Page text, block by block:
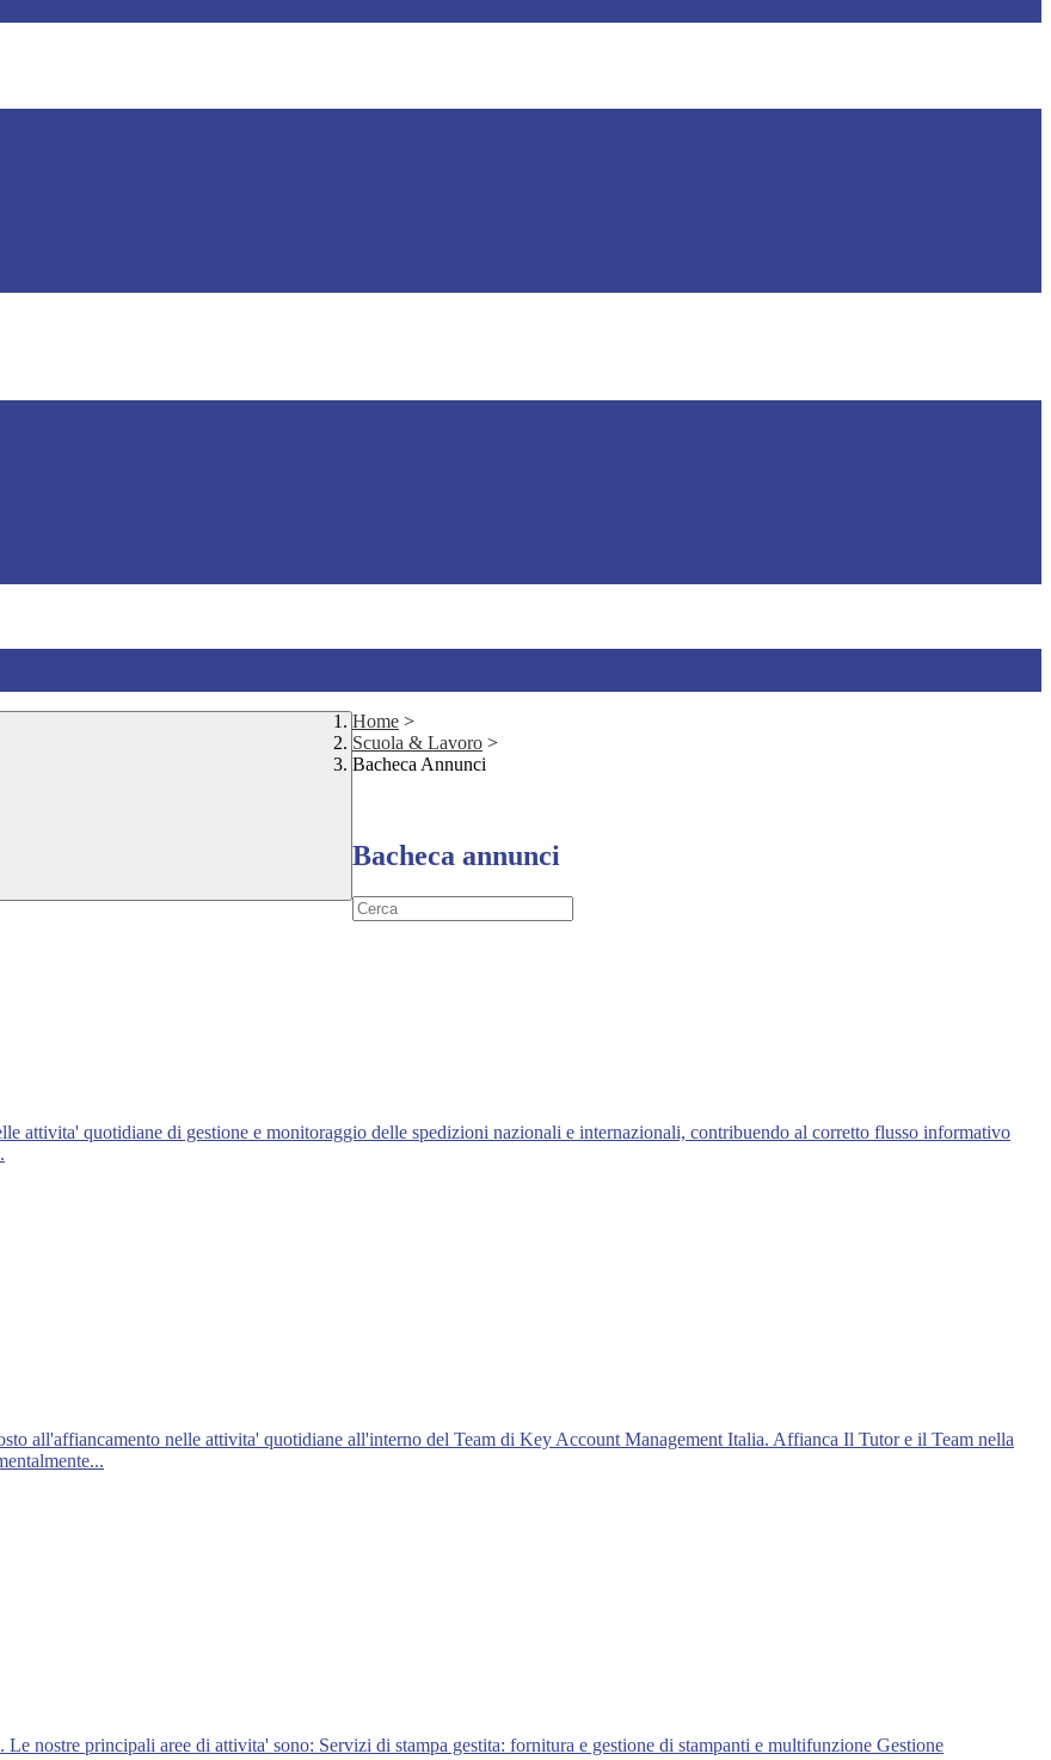
Home >
Scuola & Lavoro >
Bacheca Annunci
Bacheca annunci
attivita' quotidiane di gestione e monitoraggio delle spedizioni nazionali e internazionali, contribuendo al corretto flusso informativo
all'affiancamento nelle attivita' quotidiane all'interno del Team di Key Account Management Italia. Affianca Il Tutor e il Team nella
nostre principali aree di attivita' sono: Servizi di stampa gestita: fornitura e gestione di stampanti e multifunzione Gestione